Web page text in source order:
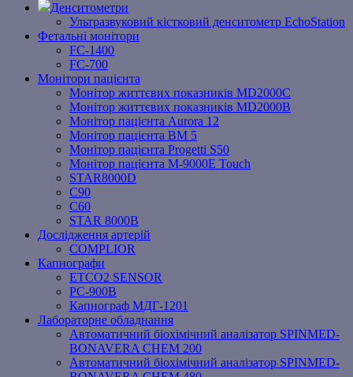
Денситометри
Ультразвуковий кістковий денситометр EchoStation
Фетальні монітори
FC-1400
FC-700
Монітори пацієнта
Монітор життєвих показників MD2000С
Монітор життєвих показників MD2000В
Mонітоp пацієнта Aurora 12
Монітор пацієнта BM 5
Монітор пацієнта Progetti S50
Монітор пацієнта M-9000E Touch
STAR8000D
C90
C60
STAR 8000B
Дослідження артерій
COMPLIOR
Капнографи
ETCO2 SENSOR
PC‐900B
Капнограф МДГ-1201
Лабораторне обладнання
Автоматичний біохімічний аналізатор SPINMED-
BONAVERA CHEM 200
Автоматичний біохімічний аналізатор SPINMED-